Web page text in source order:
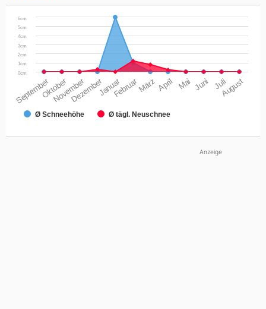
Ø Schneehöhe Ø tägl. Neuschnee
0cm
1cm
2cm
3cm
4cm
5cm
6cm
SeptemberOktober
NovemberDezemberJanuarFebruarMärz April Mai Juni JuliAugust
Anzeige